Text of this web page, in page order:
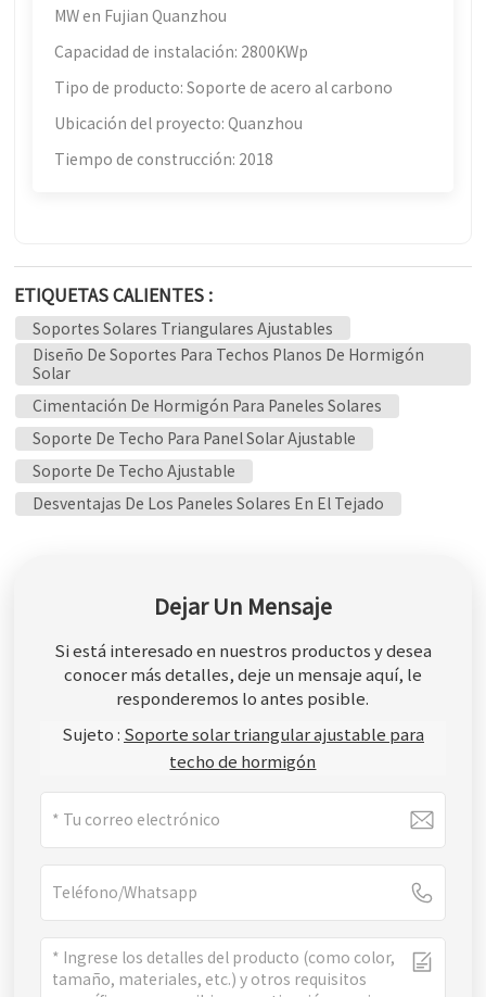
MW en Fujian Quanzhou
Capacidad de instalación: 2800KWp
Tipo de producto: Soporte de acero al carbono
Ubicación del proyecto: Quanzhou
Tiempo de construcción: 2018
ETIQUETAS CALIENTES :
Soportes Solares Triangulares Ajustables
Diseño De Soportes Para Techos Planos De Hormigón
Solar
Cimentación De Hormigón Para Paneles Solares
Soporte De Techo Para Panel Solar Ajustable
Soporte De Techo Ajustable
Desventajas De Los Paneles Solares En El Tejado
Dejar Un Mensaje
Si está interesado en nuestros productos y desea
conocer más detalles, deje un mensaje aquí, le
responderemos lo antes posible.
Sujeto : Soporte solar triangular ajustable para
techo de hormigón